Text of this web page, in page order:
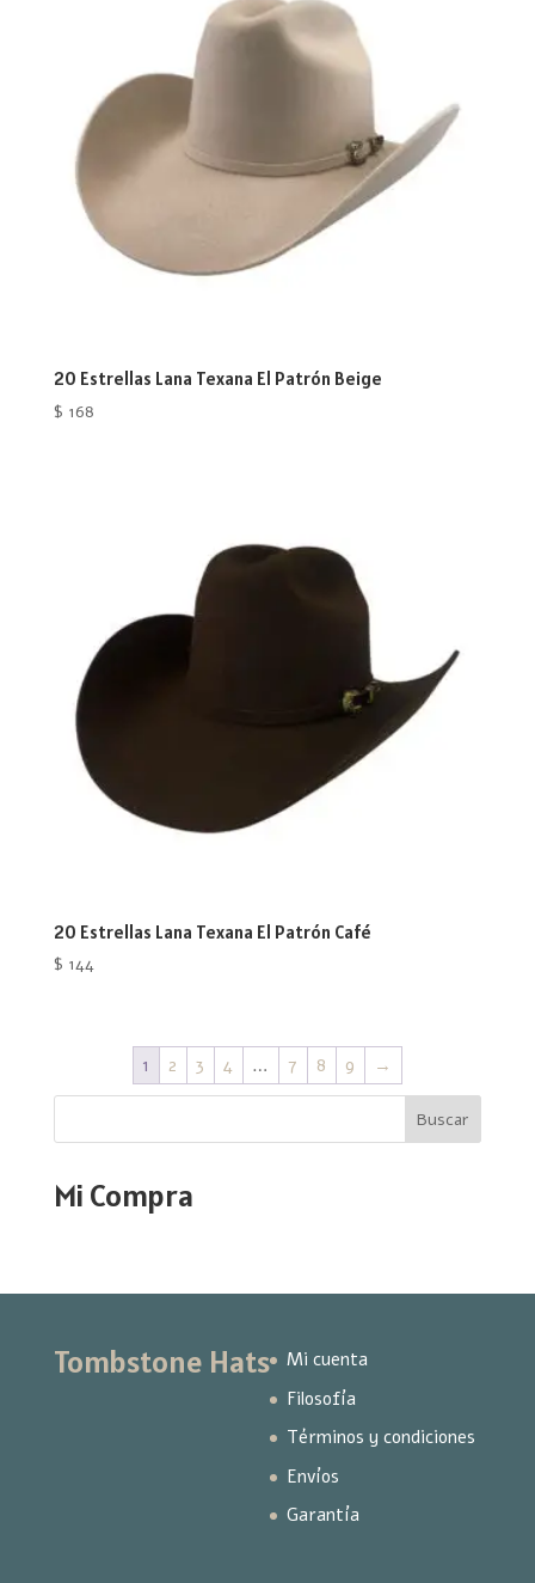
20 Estrellas Lana Texana El Patrón Beige
$ 168
20 Estrellas Lana Texana El Patrón Café
$ 144
1 2 3 4 … 7 8 9 →
Buscar
Mi Compra
Tombstone Hats
Mi cuenta
Filosofía
Términos y condiciones
Envíos
Garantía